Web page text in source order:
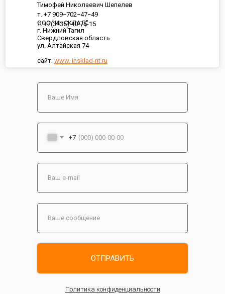
ООО "ИНСКЛАД"
г. Нижний Тагил
Свердловская область
ул. Алтайская 74
сайт: www. insklad-nt.ru
Тимофей Николаевич Шепелев
т. +7 909−702−47−49
т. +7(3435) 40-75-15
+7
ОТПРАВИТЬ
Политика конфиденциальности